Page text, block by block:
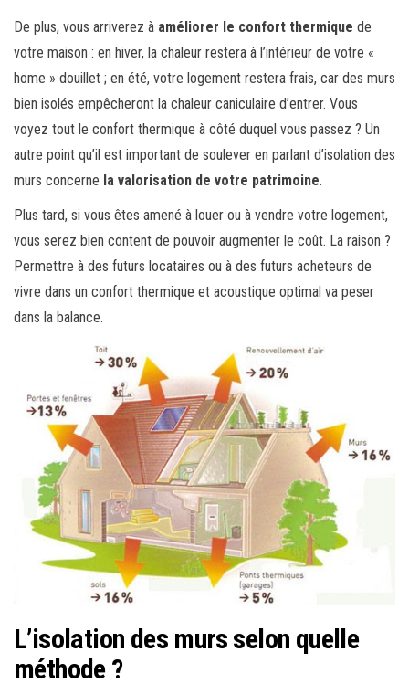
De plus, vous arriverez à améliorer le confort thermique de
votre maison : en hiver, la chaleur restera à l’intérieur de votre «
home » douillet ; en été, votre logement restera frais, car des murs
bien isolés empêcheront la chaleur caniculaire d’entrer. Vous
voyez tout le confort thermique à côté duquel vous passez ? Un
autre point qu’il est important de soulever en parlant d’isolation des
murs concerne la valorisation de votre patrimoine.
Plus tard, si vous êtes amené à louer ou à vendre votre logement,
vous serez bien content de pouvoir augmenter le coût. La raison ?
Permettre à des futurs locataires ou à des futurs acheteurs de
vivre dans un confort thermique et acoustique optimal va peser
dans la balance.
L’isolation des murs selon quelle
méthode ?